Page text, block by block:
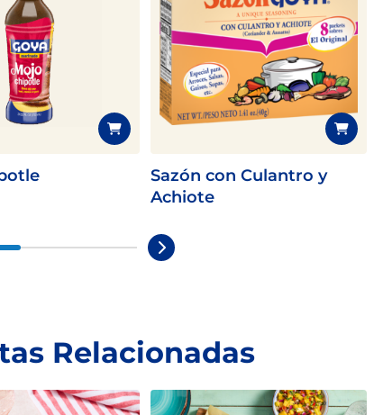
Sazón con Culantro y
Achiote
Relacionadas